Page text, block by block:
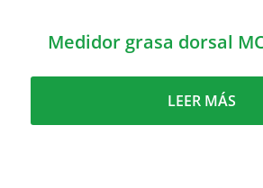
Medidor grasa dorsal
LEER MÁS